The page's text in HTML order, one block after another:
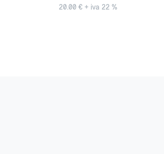
20.00 € + iva 22 %